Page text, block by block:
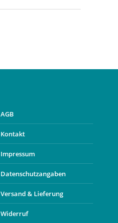
AGB
Kontakt
Impressum
Datenschutzangaben
Versand & Lieferung
Widerruf